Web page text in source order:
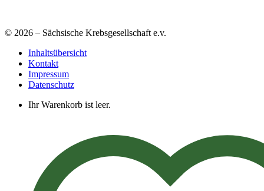
© 2026 – Sächsische Krebsgesellschaft e.v.
Inhaltsübersicht
Kontakt
Impressum
Datenschutz
Ihr Warenkorb ist leer.